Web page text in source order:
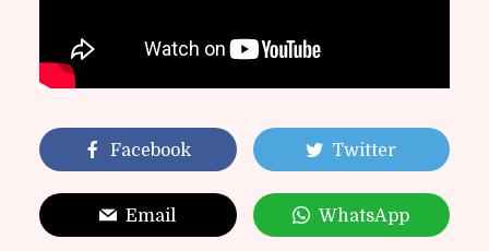
Facebook Twitter
Email WhatsApp